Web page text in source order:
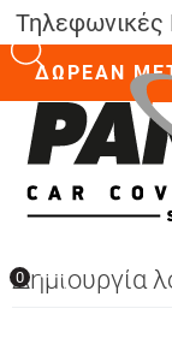
Τηλεφωνικές
ΔΩΡΕΑΝ
0
Δημιουργία